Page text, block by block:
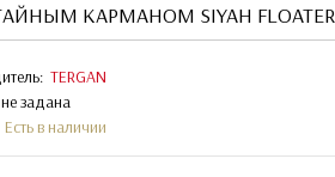
КАРМАНОМ SIYAH
TERGAN
не задана
Есть в наличии